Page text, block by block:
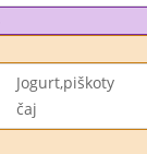
Jogurt,piškoty
čaj